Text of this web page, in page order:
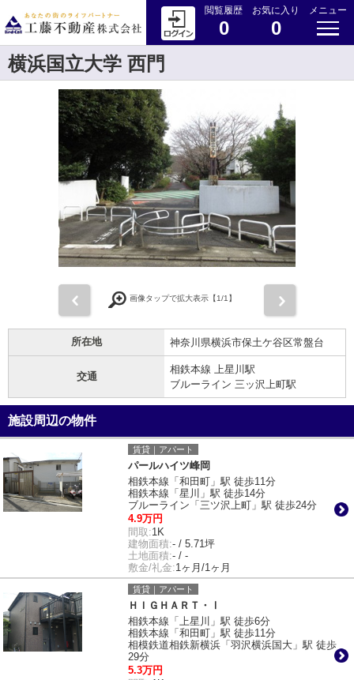
閲覧履歴
0
お気に入り
0
メニュー
横浜国立大学 西門
画像タップで拡大表示【1/1】
所在地 神奈川県横浜市保土ケ谷区常盤台
交通
相鉄本線 上星川駅
ブルーライン 三ッ沢上町駅
施設周辺の物件
賃貸｜アパート
パールハイツ峰岡
相鉄本線「和田町」駅 徒歩11分
相鉄本線「星川」駅 徒歩14分
ブルーライン「三ツ沢上町」駅 徒歩24分
4.9万円
間取:1K
建物面積:- / 5.71坪
土地面積:- / -
敷金/礼金:1ヶ月/1ヶ月
賃貸｜アパート
ＨＩＧＨＡＲＴ・Ⅰ
相鉄本線「上星川」駅 徒歩6分
相鉄本線「和田町」駅 徒歩11分
相模鉄道相鉄新横浜「羽沢横浜国大」駅 徒歩
29分
5.3万円